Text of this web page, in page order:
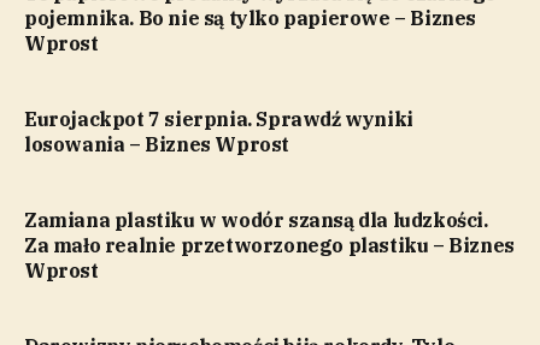
pojemnika. Bo nie są tylko papierowe – Biznes
Wprost
Eurojackpot 7 sierpnia. Sprawdź wyniki
losowania – Biznes Wprost
Zamiana plastiku w wodór szansą dla ludzkości.
Za mało realnie przetworzonego plastiku – Biznes
Wprost